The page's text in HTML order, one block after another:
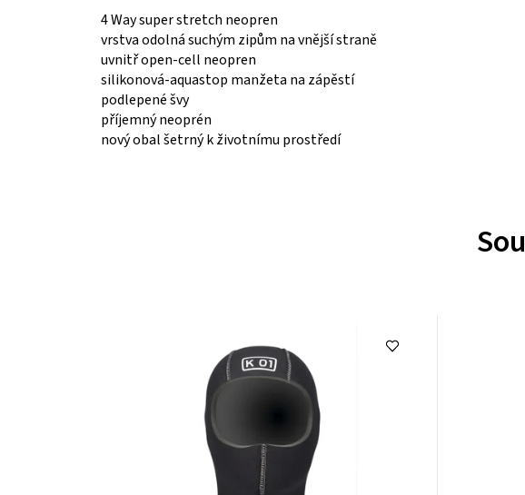
4 Way super stretch neopren
vrstva odolná suchým zipům na vnější straně
uvnitř open-cell neopren
silikonová-aquastop manžeta na zápěstí
podlepené švy
příjemný neoprén
nový obal šetrný k životnímu prostředí